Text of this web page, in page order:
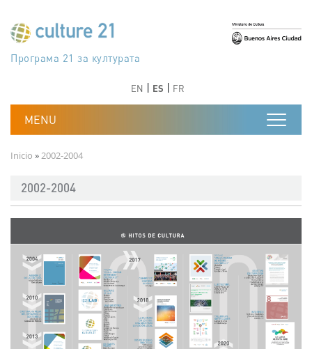
جدول أعمال القرن 21 للثقافة
Програма 21 за културата
Agenda 21 de la cultura
Agjenda 21 për kulturë
Agenda 21 van cultuur
Agenda 21 for culture
Kulturaren Agenda 21
Agenda 21 de la culture
Axenda 21 da cultura
Agenda 21 für Kultur
Agenda 21 della cultura
文化のためのアジェンダ21
دستورکار 21 برای فرهنگ
Agenda 21 dla kultury
Agenda 21 da cultura
Повестка дня 21 для культуры
Agenda 21 za kulturu
Agenda 21 de la cultura
Agenda 21 för kulturen
Kültür için Gündem 21
Порядок денний 21 для культури
EN ES FR
Ruta de navegación
Inicio 2002-2004
2002-2004